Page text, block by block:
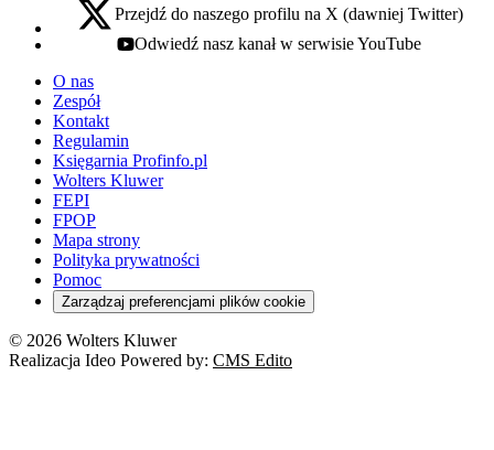
x - otwiera się w nowej karcie
Przejdź do naszego profilu na X (dawniej Twitter)
youtube - otwiera się w nowej karcie
Odwiedź nasz kanał w serwisie YouTube
O nas
Zespół
Kontakt
Regulamin
Księgarnia Profinfo.pl
Wolters Kluwer
FEPI
FPOP
Mapa strony
Polityka prywatności
Pomoc
Zarządzaj preferencjami plików cookie
© 2026 Wolters Kluwer
Realizacja Ideo Powered by: CMS Edito